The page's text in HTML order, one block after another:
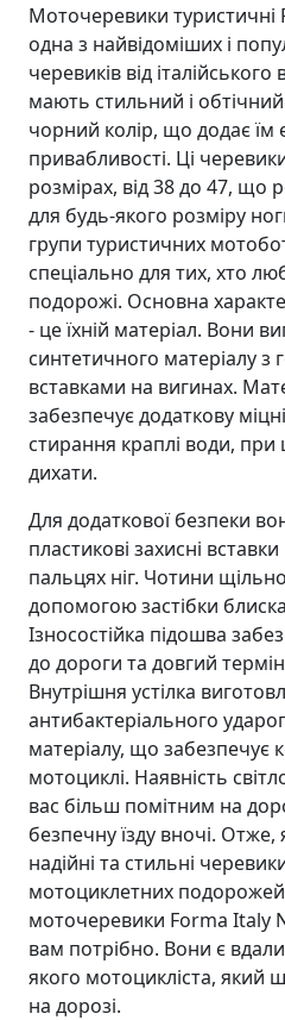
Моточеревики
одна з найвідоміших і
черевиків від
мають стильний і
чорний колір, що додає їм
привабливості. Ці
розмірах, від 38 до 47, що
для будь-якого розміру
групи туристичних
спеціально для тих, хто
подорожі. Основна
- це їхній матеріал. Вони
синтетичного матеріалу
вставками на вигинах.
забезпечує додаткову
стирання краплі води, при
дихати.
Для додаткової безпеки
пластикові захисні
пальцях ніг. Чотини
допомогою застібки
Ізносостійка підошва
до дороги та довгий термін
Внутрішня устілка
антибактеріального
матеріалу, що забезпечує
мотоциклі. Наявність
вас більш помітним на
безпечну їзду вночі.
надійні та стильні
мотоциклетних подорожей,
моточеревики Forma Italy
вам потрібно. Вони є
якого мотоцикліста, який
на дорозі.